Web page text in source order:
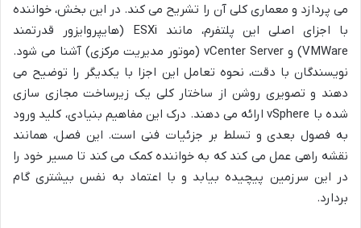
می پردازد و معماری کلی آن را تشریح می کند. در این بخش، خواننده
با اجزای اصلی این پلتفرم، مانند ESXi (هایپروایزور قدرتمند
VMWare) و vCenter Server (موتور مدیریت مرکزی) آشنا می شود.
نویسندگان با دقت، نحوه تعامل این اجزا با یکدیگر را توضیح می
دهند و تصویری روشن از ساختار کلی یک زیرساخت مجازی سازی
شده با vSphere ارائه می دهند. درک این مفاهیم بنیادی، کلید ورود
به فصول بعدی و تسلط بر جزئیات فنی است. این فصل، همانند
نقشه راهی عمل می کند که به خواننده کمک می کند تا مسیر خود را
در این سرزمین پیچیده بیابد و با اعتماد به نفس بیشتری گام
بردارد.